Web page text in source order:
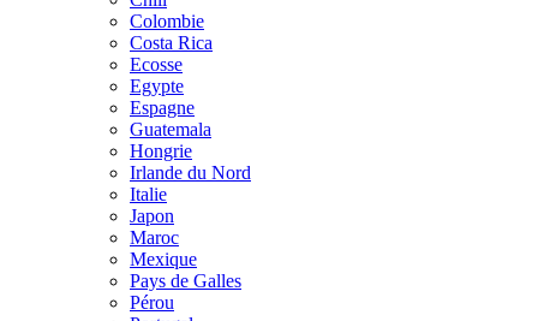
Colombie
Costa Rica
Ecosse
Egypte
Espagne
Guatemala
Hongrie
Irlande du Nord
Italie
Japon
Maroc
Mexique
Pays de Galles
Pérou